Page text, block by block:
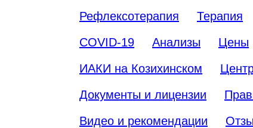
Рефлексотерапия
Терапия
COVID-19
Анализы Цены
ИАКИ на Козихинском
Документы и лицензии
Видео и рекомендации